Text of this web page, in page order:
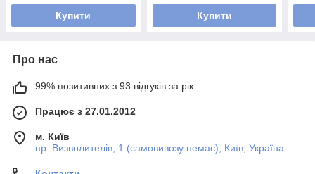
Купити Купити
Про нас
99% позитивних з 93 відгуків за рік
Працює з 27.01.2012
м. Київ
пр. Визволителів, 1 (самовивозу немає), Київ, Україна